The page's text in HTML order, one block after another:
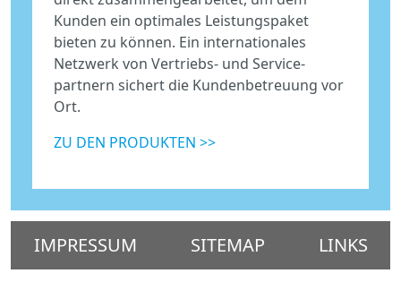
Kunden ein optimales Leistungspaket
bieten zu können. Ein internationales
Netzwerk von Vertriebs- und Service-
partnern sichert die Kundenbetreuung vor
Ort.
ZU DEN PRODUKTEN >>
IMPRESSUM SITEMAP LINKS